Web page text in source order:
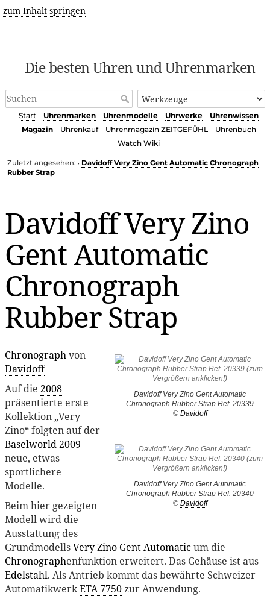
zum Inhalt springen
Die besten Uhren und Uhrenmarken
Start Uhrenmarken Uhrenmodelle Uhrwerke
Uhrenwissen
Magazin
Uhrenkauf Uhrenmagazin ZEITGEFÜHL
Uhrenbuch
Watch Wiki
Zuletzt angesehen: • Davidoff Very Zino Gent Automatic Chronograph
Rubber Strap
Davidoff Very Zino
Gent Automatic
Chronograph
Rubber Strap
Davidoff Very Zino Gent Automatic
Chronograph Rubber Strap Ref. 20339
© Davidoff
Davidoff Very Zino Gent Automatic
Chronograph Rubber Strap Ref. 20340
© Davidoff
Chronographvon
Davidoff
Auf die 2008
präsentierte erste
Kollektion „Very
Zino“ folgten auf der
Baselworld2009
neue, etwas
sportlichere
Modelle.
Beim hier gezeigten
Modell wird die
Ausstattung des
GrundmodellsVery Zino Gent Automaticum die
Chronographenfunktion erweitert. Das Gehäuse ist aus
Edelstahl. Als Antrieb kommt das bewährte Schweizer
AutomatikwerkETA 7750zur Anwendung.